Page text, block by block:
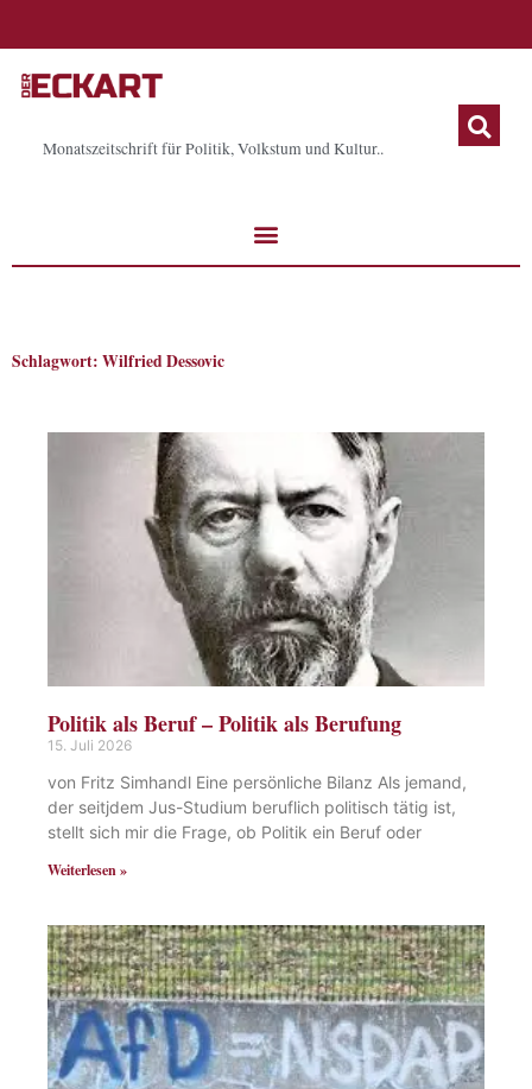
Monatszeitschrift für Politik, Volkstum und Kultur..
Schlagwort: Wilfried Dessovic
Politik als Beruf – Politik als Berufung
15. Juli 2026
von Fritz Simhandl Eine persönliche Bilanz Als jemand,
der seitjdem Jus-Studium beruflich politisch tätig ist,
stellt sich mir die Frage, ob Politik ein Beruf oder
Weiterlesen »
Seite Seite